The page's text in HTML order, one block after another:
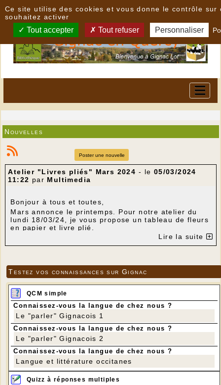
Nouvelles
Poster une nouvelle
Atelier "Livres pliés" Mars 2024 - le 05/03/2024
11:22 par Multimedia
Bonjour à tous et toutes,
Mars annonce le printemps. Pour notre atelier du
lundi 18/03/24, je vous propose un tableau de fleurs
en papier et livre plié.
- D'un livre à couverture rigide nombre de pages et
avons)
- Un crayon à papier, ciseau, colle, pistolet à colle
bienvenu.
- Si possible un ou deux rouleaux de papier toilette
ou essuie tout vide.
- Une boite format boite à chaussure que vous
pourrez récupérer après.
- Atelier en deux étapes. Préparation puis montage
Les horaires : 9h 15/ 12h puis 14h / 17h ou les
deux.
Comme d’habitude inscriptions souhaitées.
Pour un atelier prochain nous cherchons des livres
à couverture souple de préférence hauteur 24 cm ou
plus et plus de 400 pages
Lire la suite
Testez vos connaissances sur Gignac
QCM simple
Connaissez-vous la langue de chez nous ?
Le "parler" Gignacois 1
Connaissez-vous la langue de chez nous ?
Le "parler" Gignacois 2
Connaissez-vous la langue de chez nous ?
Langue et littérature occitanes
Quizz à réponses multiples
Ce site utilise des cookies et vous donne le contrôle sur
souhaitez activer
Tout accepter Tout refuser Personnaliser